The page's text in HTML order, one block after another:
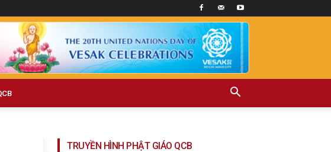
TRUYỀN HÌNH PHẬT GIÁO QCB